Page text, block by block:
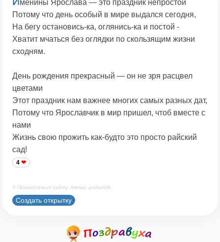
менины Ярослава — это праздник непростой
Потому что день особый в мире выдался сегодня,
На бегу остановись-ка, оглянись-ка и постой -
Хватит мчаться без оглядки по скользящим жизни
сходням.
День рождения прекрасный — он не зря расцвел
цветами
Этот праздник нам важнее многих самых разных дат,
Потому что Ярославчик в мир пришел, чтоб вместе с
нами
Жизнь свою прожить как-будто это просто райский
сад!
4
© Принадлежит сайту. Автор: podaristih
Создать открытку